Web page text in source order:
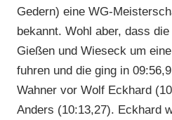
Gedern) eine WG-
bekannt. Wohl aber, dass
Gießen und Wieseck um
fuhren und die ging in
Wahner vor Wolf Eckhard
Anders (10:13,27). Eckhard